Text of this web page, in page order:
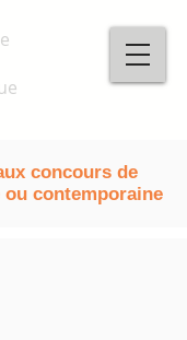
concours de
contemporaine